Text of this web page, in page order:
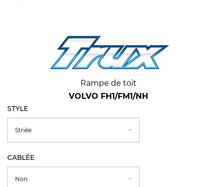
Rampe de toit
VOLVO FH1/FM1/NH
STYLE
CABLÉE